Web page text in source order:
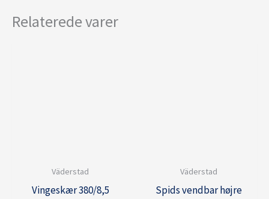
Relaterede varer
Väderstad
Vingeskær 380/8,5
Väderstad
Spids vendbar højre